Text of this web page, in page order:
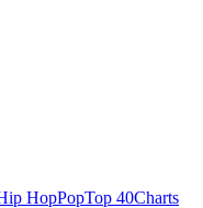
HopPopTop 40Charts